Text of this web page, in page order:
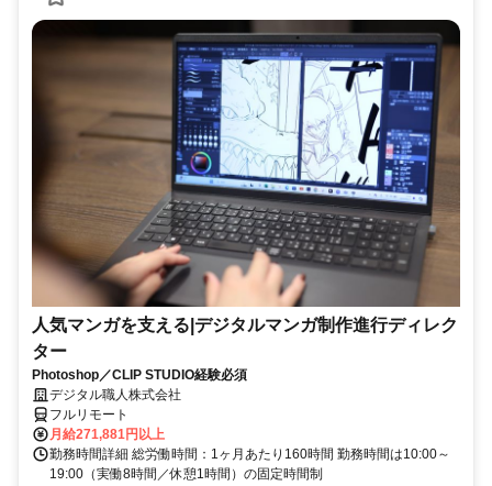
人気マンガを支える|デジタルマンガ制作進行ディレク
ター
Photoshop／CLIP STUDIO経験必須
デジタル職人株式会社
フルリモート
月給271,881円以上
勤務時間詳細 総労働時間：1ヶ月あたり160時間 勤務時間は10:00～
19:00（実働8時間／休憩1時間）の固定時間制